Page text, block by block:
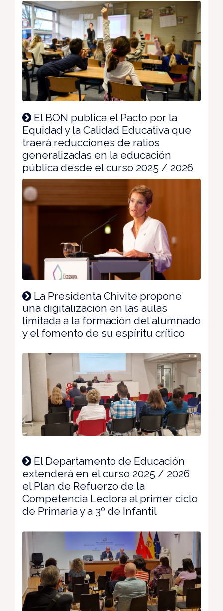
El BON publica el Pacto por la
Equidad y la Calidad Educativa que
traerá reducciones de ratios
generalizadas en la educación
pública desde el curso 2025 / 2026
La Presidenta Chivite propone
una digitalización en las aulas
limitada a la formación del alumnado
y el fomento de su espíritu crítico
El Departamento de Educación
extenderá en el curso 2025 / 2026
el Plan de Refuerzo de la
Competencia Lectora al primer ciclo
de Primaria y a 3º de Infantil